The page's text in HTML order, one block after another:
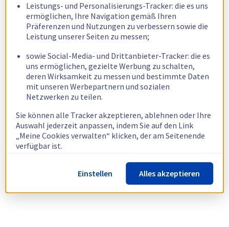
Leistungs- und Personalisierungs-Tracker: die es uns
ermöglichen, Ihre Navigation gemäß Ihren
Präferenzen und Nutzungen zu verbessern sowie die
Leistung unserer Seiten zu messen;
sowie Social-Media- und Drittanbieter-Tracker: die es
uns ermöglichen, gezielte Werbung zu schalten,
deren Wirksamkeit zu messen und bestimmte Daten
mit unseren Werbepartnern und sozialen
Netzwerken zu teilen.
Sie können alle Tracker akzeptieren, ablehnen oder Ihre
Auswahl jederzeit anpassen, indem Sie auf den Link
„Meine Cookies verwalten“ klicken, der am Seitenende
verfügbar ist.
Weitere Informationen finden Sie in unsererRichtlinie
zur Verwendung von Cookies.
Einstellen Alles akzeptieren